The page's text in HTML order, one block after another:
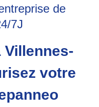
de
7J
votre